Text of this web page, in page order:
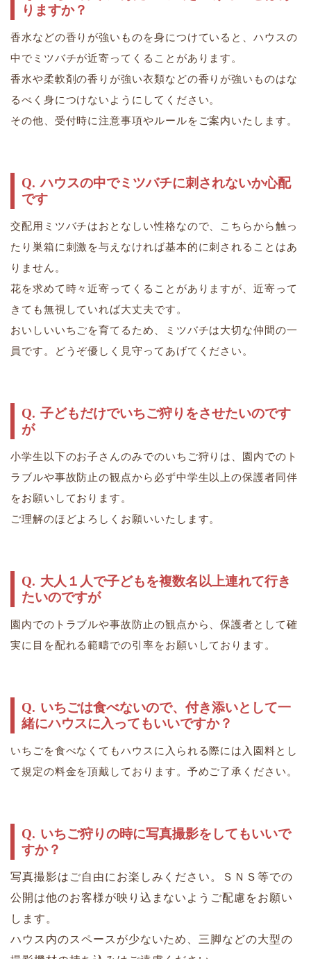
りますか？
香水などの香りが強いものを身につけていると、ハウスの
中でミツバチが近寄ってくることがあります。
​​​​​​​香水や柔軟剤の香りが強い衣類などの香りが強いものはな
るべく身につけないようにしてください。
その他、受付時に注意事項やルールをご案内いたします。
ハウスの中でミツバチに刺されないか心配
です
交配用ミツバチはおとなしい性格なので、こちらから触っ
たり巣箱に刺激を与えなければ基本的に刺されることはあ
りません。
花を求めて時々近寄ってくることがありますが、近寄って
きても無視していれば大丈夫です。
​​​​​​​おいしいいちごを育てるため、ミツバチは大切な仲間の一
員です。どうぞ優しく見守ってあげてください。
子どもだけでいちご狩りをさせたいのです
が
小学生以下のお子さんのみでのいちご狩りは、園内でのト
ラブルや事故防止の観点から必ず中学生以上の保護者同伴
をお願いしております。
​​​​​​​ご理解のほどよろしくお願いいたします。
大人１人で子どもを複数名以上連れて行き
たいのですが
園内でのトラブルや事故防止の観点から、保護者として確
実に目を配れる範疇での引率をお願いしております。
いちごは食べないので、付き添いとして一
緒にハウスに入ってもいいですか？
いちごを食べなくてもハウスに入られる際には入園料とし
て規定の料金を頂戴しております。予めご了承ください。
いちご狩りの時に写真撮影をしてもいいで
すか？
写真撮影はご自由にお楽しみください。ＳＮＳ等での
公開は他のお客様が映り込まないようご配慮をお願い
します。
ハウス内のスペースが少ないため、三脚などの大型の